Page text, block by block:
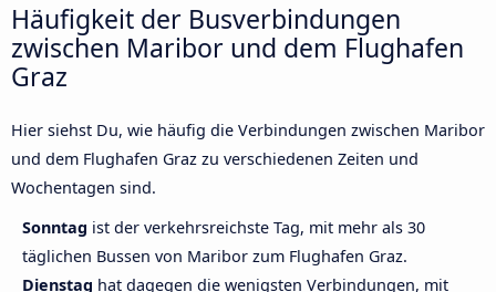
Häufigkeit der Busverbindungen
zwischen Maribor und dem Flughafen
Graz
Hier siehst Du, wie häufig die Verbindungen zwischen Maribor
und dem Flughafen Graz zu verschiedenen Zeiten und
Wochentagen sind.
Sonntag ist der verkehrsreichste Tag, mit mehr als 30
täglichen Bussen von Maribor zum Flughafen Graz.
Dienstag hat dagegen die wenigsten Verbindungen, mit